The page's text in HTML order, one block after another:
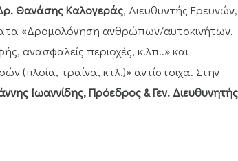
Θανάσης Καλογεράς, Διευθυντής Ερευνών,
«Δρομολόγηση ανθρώπων/αυτοκινήτων,
ανασφαλείς περιοχές, κ.λπ..» και
(πλοία, τραίνα, κτλ.)» αντίστοιχα. Στην
Ιωαννίδης, Πρόεδρος & Γεν. Διευθυνητής